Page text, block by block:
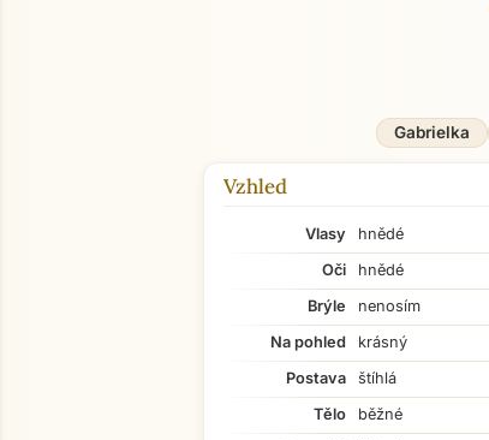
Gabrielka
Vzhled
Vlasy
hnědé
Oči
hnědé
Brýle
nenosím
Na pohled
krásný
Postava
štíhlá
Tělo
běžné